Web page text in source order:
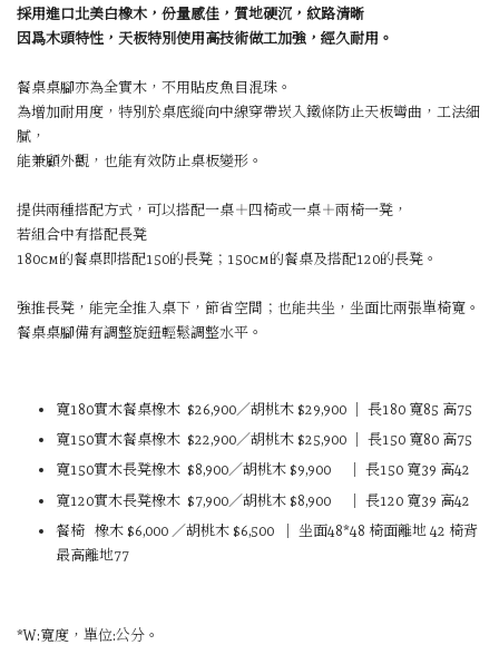
採用進口北美白橡木，份量感佳，質地硬沉，紋路清晰
因爲木頭特性，天板特別使用高技術做工加強，經久耐用。
餐桌桌腳亦為全實木，不用貼皮魚目混珠。
為增加耐用度，特別於桌底縱向中線穿帶崁入鐵條防止天板彎曲，工法細
膩，
能兼顧外觀，也能有效防止桌板變形。
提供兩種搭配方式，可以搭配一桌＋四椅或一桌＋兩椅一凳，
若組合中有搭配長凳
180cm的餐桌即搭配150的長凳；150cm的餐桌及搭配120的長凳。
強推長凳，能完全推入桌下，節省空間；也能共坐，坐面比兩張單椅寬。
餐桌桌腳備有調整旋鈕輕鬆調整水平。
寬180實木餐桌橡木 $26,900／胡桃木 $29,900
長180 寬85 高75
寬150實木餐桌橡木 $22,900／胡桃木 $25,900
長150 寬80 高75
寬150實木長凳橡木 $8,900／胡桃木 $9,900
長150 寬39 高42
寬120實木長凳橡木 $7,900／胡桃木 $8,900
長120 寬39 高42
餐椅 橡木 $6,000 ／胡桃木 $6,500
坐面48*48 椅面離地 42 椅背
最高離地77
*W:寬度，單位:公分。